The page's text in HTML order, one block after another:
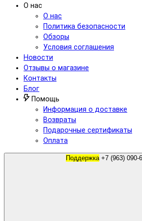
О нас
О нас
Политика безопасности
Обзоры
Условия соглашения
Новости
Отзывы о магазине
Контакты
Блог
Помощь
Информация о доставке
Возвраты
Подарочные сертификаты
Оплата
Поддержка